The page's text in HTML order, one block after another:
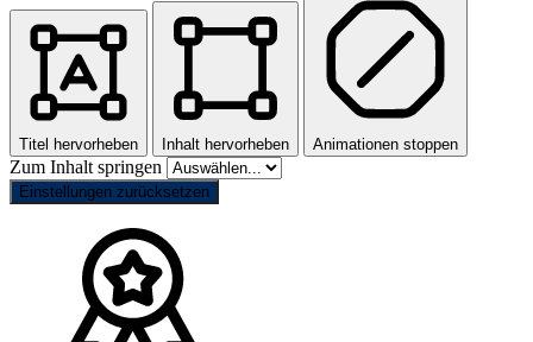
Titel hervorheben Inhalt hervorheben Animationen stoppen
Zum Inhalt springen
Einstellungen zurücksetzen